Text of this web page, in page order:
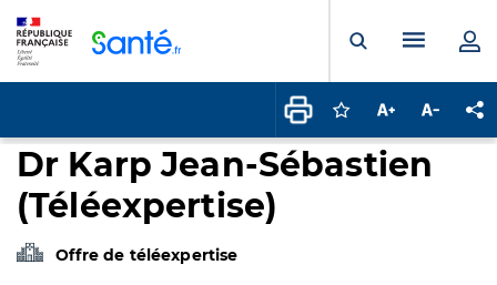
Ouvrir laMenu
Connectez-vous
Augmenter la
Dr Karp Jean-Sébastien
(Téléexpertise)
Offre de téléexpertise